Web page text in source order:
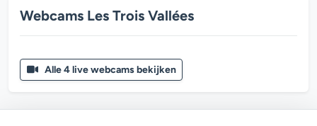
Webcams Les Trois Vallées
Alle 4 live webcams bekijken